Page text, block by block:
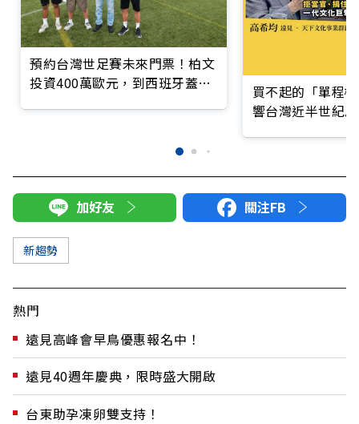
預約台灣世足賽未來門票！柏文
投資400萬歐元，到西班牙蓋足
買不起的「單程
響台灣近半世紀
加好友 關注FB
新趨勢
熱門
遠見高峰會早鳥優惠報名中！
遠見40週年慶典，限時盛大開啟
台東助孕凍卵雙支持！